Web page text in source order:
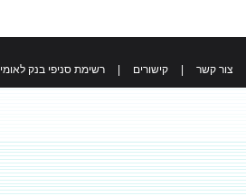
צור קשר קישורים רשימת סניפי בנק לאומי